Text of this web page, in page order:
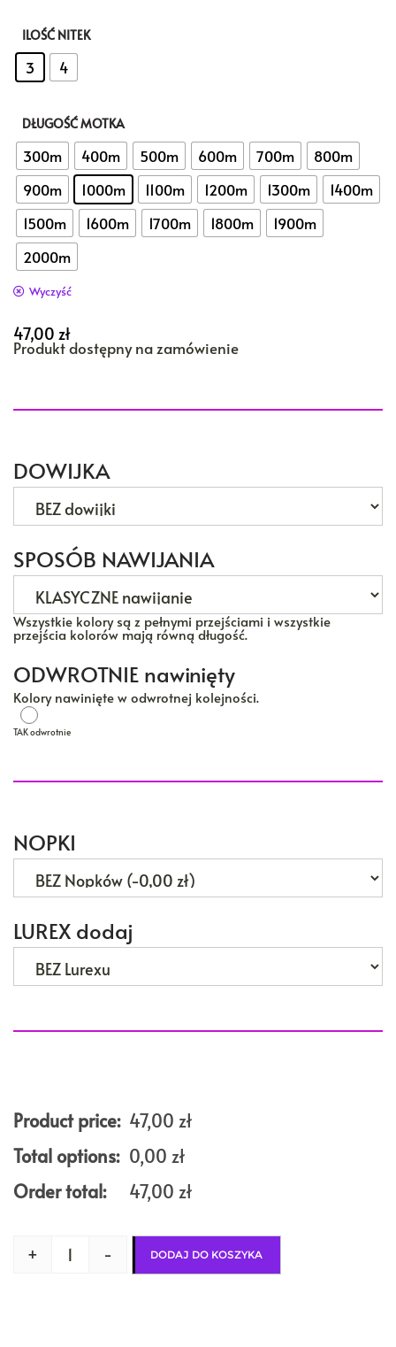
ILOŚĆ NITEK
3 4
DŁUGOŚĆ MOTKA
300m 400m 500m 600m 700m
800m
900m
1000m 1100m 1200m 1300m
1400m
1500m
1600m 1700m 1800m
1900m
2000m
Wyczyść
47,00 zł
Produkt dostępny na zamówienie
DOWIJKA
SPOSÓB NAWIJANIA
Wszystkie kolory są z pełnymi przejściami i wszystkie
przejścia kolorów mają równą długość.
ODWROTNIE nawinięty
Kolory nawinięte w odwrotnej kolejności.
TAK odwrotnie
NOPKI
LUREX dodaj
Product price: 47,00 zł
Total options: 0,00 zł
Order total:
47,00 zł
+ - DODAJ DO KOSZYKA